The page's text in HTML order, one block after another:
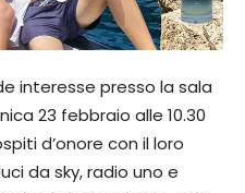
interesse presso la sala
23 febbraio alle 10.30
ospiti d’onore con il loro
da sky, radio uno e